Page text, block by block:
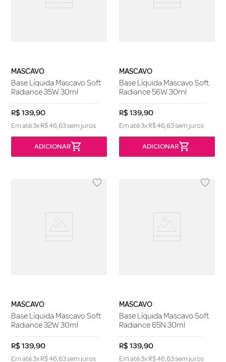
MASCAVO
Base Líquida Mascavo Soft
Radiance 35W 30ml
R$139,90
Em até3xR$46,63sem juros
MASCAVO
Base Líquida Mascavo Soft
Radiance 56W 30ml
R$139,90
Em até3xR$46,63sem juros
MASCAVO
Base Líquida Mascavo Soft
Radiance 32W 30ml
R$139,90
Em até3xR$46,63sem juros
MASCAVO
Base Líquida Mascavo Soft
Radiance 65N 30ml
R$139,90
Em até3xR$46,63sem juros